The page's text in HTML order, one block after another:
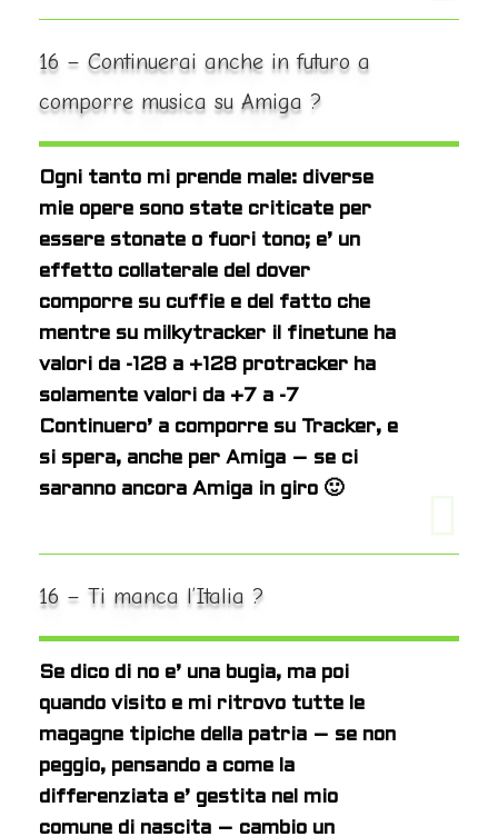
16 – Continuerai anche in futuro a
comporre musica su Amiga ?
Ogni tanto mi prende male: diverse
mie opere sono state criticate per
essere stonate o fuori tono; e’ un
effetto collaterale del dover
comporre su cuffie e del fatto che
mentre su milkytracker il finetune ha
valori da -128 a +128 protracker ha
solamente valori da +7 a -7
Continuero’ a comporre su Tracker, e
si spera, anche per Amiga – se ci
saranno ancora Amiga in giro 🙂
16 – Ti manca l’Italia ?
Se dico di no e’ una bugia, ma poi
quando visito e mi ritrovo tutte le
magagne tipiche della patria – se non
peggio, pensando a come la
differenziata e’ gestita nel mio
comune di nascita – cambio un